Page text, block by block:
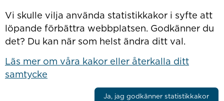
Vi skulle vilja använda statistikkakor i syfte att
löpande förbättra webbplatsen. Godkänner du
det? Du kan när som helst ändra ditt val.
Läs mer om våra kakor eller återkalla ditt
samtycke
Ja, jag godkänner statistikkakor